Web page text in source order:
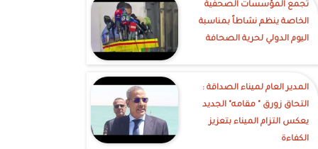
تجمع المؤسسات الصحفية
الخاصة ينظم نشاطاً بمناسبة
اليوم الدولي لحرية الصحافة
‎المدير العام لميناء الصداقة :
التحاق زورق " مقامه" الجديد
يعكس التزام الميناء بتعزيز
الكفاءة